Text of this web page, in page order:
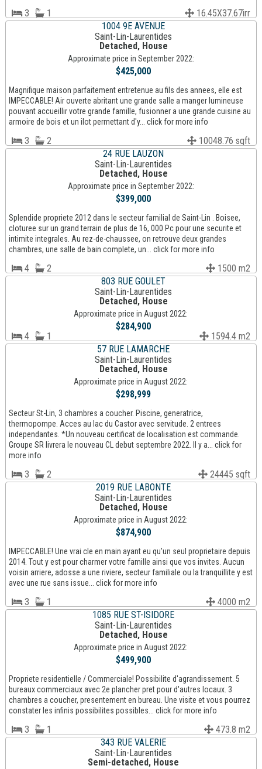
3 1
16.45X37.67irr
1004 9E AVENUE
Saint-Lin-Laurentides
Detached, House
Approximate price in September 2022:
$425,000
Magnifique maison parfaitement entretenue au fils des annees, elle est
IMPECCABLE! Air ouverte abritant une grande salle a manger lumineuse
pouvant accueillir votre grande famille, fusionner a une grande cuisine au
armoire de bois et un ilot permettant d'y... click for more info
3 2
10048.76 sqft
24 RUE LAUZON
Saint-Lin-Laurentides
Detached, House
Approximate price in September 2022:
$399,000
Splendide propriete 2012 dans le secteur familial de Saint-Lin . Boisee,
cloturee sur un grand terrain de plus de 16, 000 Pc pour une securite et
intimite integrales. Au rez-de-chaussee, on retrouve deux grandes
chambres, une salle de bain complete, un... click for more info
4 2
1500 m2
803 RUE GOULET
Saint-Lin-Laurentides
Detached, House
Approximate price in August 2022:
$284,900
4
1
1594.4 m2
57 RUE LAMARCHE
Saint-Lin-Laurentides
Detached, House
Approximate price in August 2022:
$298,999
Secteur St-Lin, 3 chambres a coucher. Piscine, generatrice,
thermopompe. Acces au lac du Castor avec servitude. 2 entrees
independantes. *Un nouveau certificat de localisation est commande.
Groupe SR livrera le nouveau CL debut septembre 2022. Il y a... click for
more info
3 2
24445 sqft
2019 RUE LABONTE
Saint-Lin-Laurentides
Detached, House
Approximate price in August 2022:
$874,900
IMPECCABLE! Une vrai cle en main ayant eu qu'un seul proprietaire depuis
2014. Tout y est pour charmer votre famille ainsi que vos invites. Aucun
voisin arriere, adosse a une riviere, secteur familiale ou la tranquillite y est
avec une rue sans issue... click for more info
3 1
4000 m2
1085 RUE ST-ISIDORE
Saint-Lin-Laurentides
Detached, House
Approximate price in August 2022:
$499,900
Propriete residentielle / Commerciale! Possibilite d'agrandissement. 5
bureaux commerciaux avec 2e plancher pret pour d'autres locaux. 3
chambres a coucher, presentement en bureau. Une visite et vous pourrez
constater les infinis possibilites possibles... click for more info
3 1
473.8 m2
343 RUE VALERIE
Saint-Lin-Laurentides
Semi-detached, House